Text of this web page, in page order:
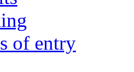
of entry